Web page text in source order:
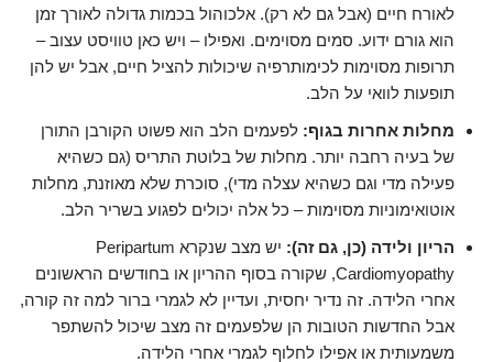
לאורח חיים (אבל גם לא רק). אלכוהול בכמות גדולה לאורך זמן
הוא גורם ידוע. סמים מסוימים. ואפילו – ויש כאן טוויסט עצוב –
תרופות מסוימות לכימותרפיה שיכולות להציל חיים, אבל יש להן
תופעות לוואי על הלב.
מחלות אחרות בגוף: לפעמים הלב הוא פשוט הקורבן התורן
של בעיה רחבה יותר. מחלות של בלוטת התריס (גם כשהיא
פעילה מדי וגם כשהיא עצלה מדי), סוכרת שלא מאוזנת, מחלות
אוטואימוניות מסוימות – כל אלה יכולים לפגוע בשריר הלב.
הריון ולידה (כן, גם זה):
יש מצב שנקרא Peripartum
Cardiomyopathy, שקורה בסוף ההריון או בחודשים הראשונים
אחרי הלידה. זה נדיר יחסית, ועדיין לא לגמרי ברור למה זה קורה,
אבל החדשות הטובות הן שלפעמים זה מצב שיכול להשתפר
משמעותית או אפילו לחלוף לגמרי אחרי הלידה.